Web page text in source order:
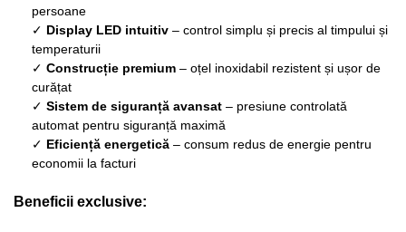
persoane
✓ Display LED intuitiv – control simplu și precis al timpului și
temperaturii
✓ Construcție premium – oțel inoxidabil rezistent și ușor de
curățat
✓ Sistem de siguranță avansat – presiune controlată
automat pentru siguranță maximă
✓ Eficiență energetică – consum redus de energie pentru
economii la facturi
Beneficii exclusive: